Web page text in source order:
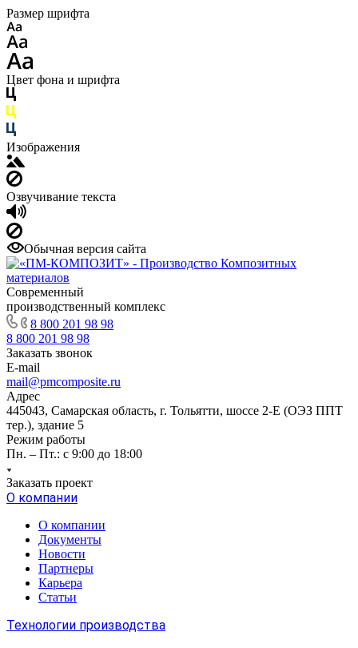
Размер шрифта
Цвет фона и шрифта
Изображения
Озвучивание текста
Обычная версия сайта
Современный
производственный комплекс
8 800 201 98 98
8 800 201 98 98
Заказать звонок
E-mail
mail@pmcomposite.ru
Адрес
445043, Самарская область, г. Тольятти, шоссе 2-Е (ОЭЗ ППТ
тер.), здание 5
Режим работы
Пн. – Пт.: с 9:00 до 18:00
Заказать проект
О компании
О компании
Документы
Новости
Партнеры
Карьера
Статьи
Технологии производства